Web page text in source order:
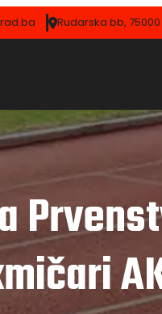
Rudarska bb, 75000